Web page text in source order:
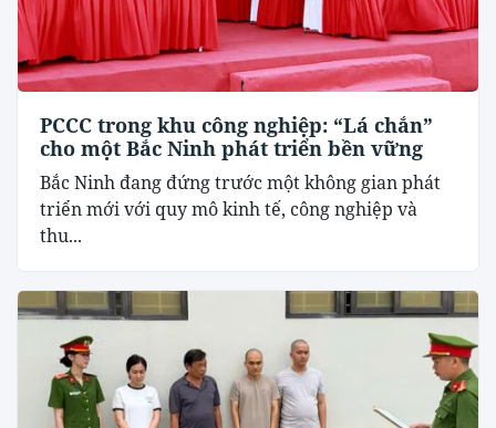
PCCC trong khu công nghiệp: “Lá chắn”
cho một Bắc Ninh phát triển bền vững
Bắc Ninh đang đứng trước một không gian phát
triển mới với quy mô kinh tế, công nghiệp và
thu...